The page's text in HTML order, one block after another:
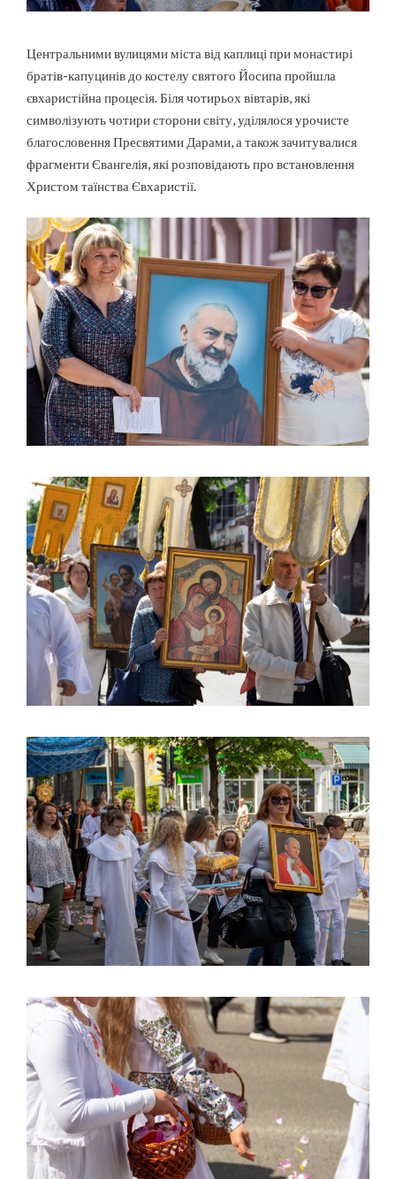
Центральними вулицями міста від каплиці при монастирі
братів-капуцинів до костелу святого Йосипа пройшла
євхаристійна процесія. Біля чотирьох вівтарів, які
символізують чотири сторони світу, уділялося урочисте
благословення Пресвятими Дарами, а також зачитувалися
фрагменти Євангелія, які розповідають про встановлення
Христом таїнства Євхаристії.